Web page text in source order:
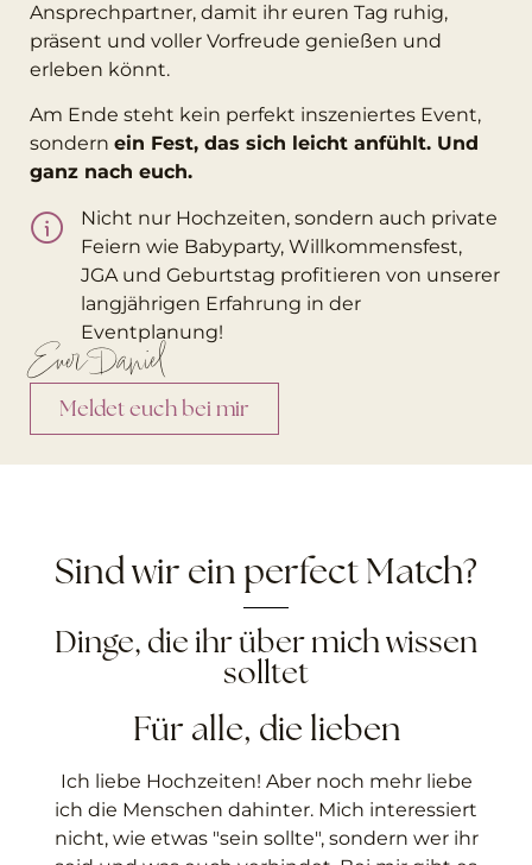
Ansprechpartner, damit ihr euren Tag ruhig,
präsent und voller Vorfreude genießen und
erleben könnt.
Am Ende steht kein perfekt inszeniertes Event,
sondern ein Fest, das sich leicht anfühlt. Und
ganz nach euch.
Nicht nur Hochzeiten, sondern auch private
Feiern wie Babyparty, Willkommensfest,
JGA und Geburtstag profitieren von unserer
langjährigen Erfahrung in der
Eventplanung!
Euer Daniel
Meldet euch bei mir
Sind wir ein perfect Match?
Dinge, die ihr über mich wissen
solltet
Für alle, die lieben
Ich liebe Hochzeiten! Aber noch mehr liebe
ich die Menschen dahinter. Mich interessiert
nicht, wie etwas "sein sollte", sondern wer ihr